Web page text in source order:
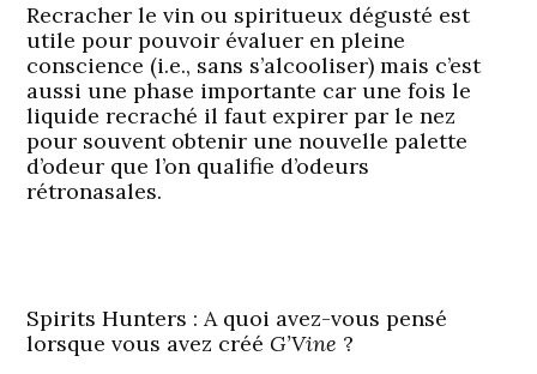
Recracher le vin ou spiritueux dégusté est
utile pour pouvoir évaluer en pleine
conscience (i.e., sans s’alcooliser) mais c’est
aussi une phase importante car une fois le
liquide recraché il faut expirer par le nez
pour souvent obtenir une nouvelle palette
d’odeur que l’on qualifie d’odeurs
rétronasales.
Spirits Hunters : A quoi avez-vous pensé
lorsque vous avez créé G’Vine ?